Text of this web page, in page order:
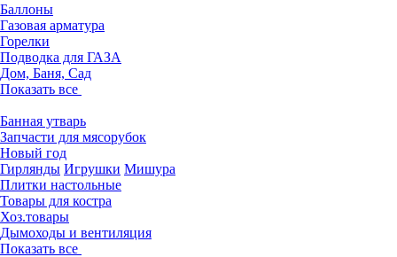
Баллоны
Газовая арматура
Горелки
Подводка для ГАЗА
Дом, Баня, Сад
Показать все
Банная утварь
Запчасти для мясорубок
Новый год
Гирлянды Игрушки Мишура
Плитки настольные
Товары для костра
Хоз.товары
Дымоходы и вентиляция
Показать все